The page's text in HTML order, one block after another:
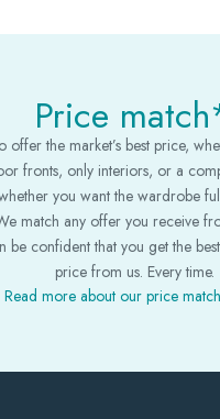
Price
offer the market’s best price,
fronts, only interiors, or a
you want the wardrobe
match any offer you receive
be confident that you get the
price from us. Every time.
Read more about our price